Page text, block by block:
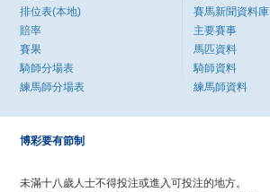
排位表(本地)
賠率
賽果
騎師分場表
練馬師分場表
賽馬新聞資料庫
主要賽事
馬匹資料
騎師資料
練馬師資料
博彩要有節制
未滿十八歲人士不得投注或進入可投注的地方。